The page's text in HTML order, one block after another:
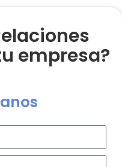
empresa?